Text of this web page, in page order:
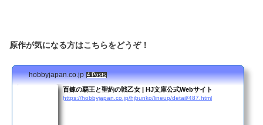
原作が気になる方はこちらをどうぞ！
hobbyjapan.co.jp 4 Posts
百錬の覇王と聖約の戦乙女 | HJ文庫公式Webサイト
https://hobbyjapan.co.jp/hjbunko/lineup/detail/487.html